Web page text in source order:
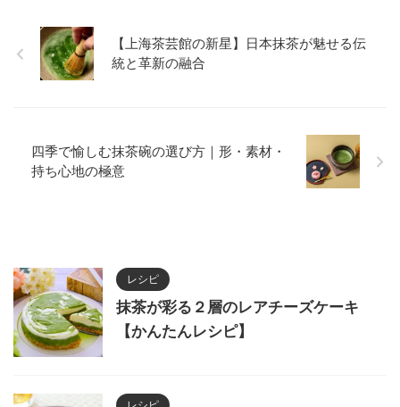
【上海茶芸館の新星】日本抹茶が魅せる伝
統と革新の融合
四季で愉しむ抹茶碗の選び方｜形・素材・
持ち心地の極意
レシピ
抹茶が彩る２層のレアチーズケーキ
【かんたんレシピ】